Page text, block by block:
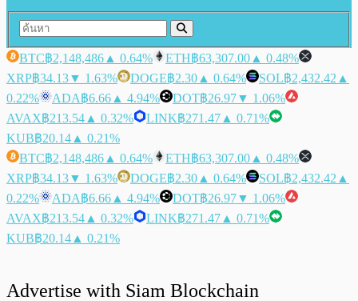
BTC฿2,148,486 ▲ 0.64% ETH฿63,307.00 ▲ 0.48%
XRP฿34.13▼ 1.63% DOGE฿2.30 ▲ 0.64% SOL฿2,432.42 ▲
0.22%
ADA฿6.66 ▲ 4.94% DOT฿26.97▼ 1.06%
AVAX฿213.54 ▲ 0.32% LINK฿271.47 ▲ 0.71%
KUB฿20.14 ▲ 0.21%
BTC฿2,148,486 ▲ 0.64% ETH฿63,307.00 ▲ 0.48%
XRP฿34.13▼ 1.63% DOGE฿2.30 ▲ 0.64% SOL฿2,432.42 ▲
0.22%
ADA฿6.66 ▲ 4.94% DOT฿26.97▼ 1.06%
AVAX฿213.54 ▲ 0.32% LINK฿271.47 ▲ 0.71%
KUB฿20.14 ▲ 0.21%
Advertise with Siam Blockchain